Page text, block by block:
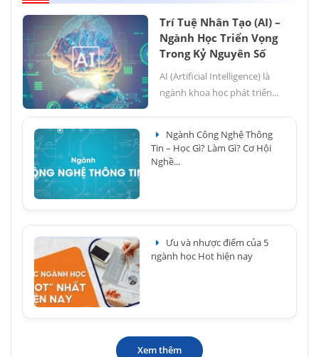
Trí Tuệ Nhân Tạo (AI) –
Ngành Học Triển Vọng
Trong Kỷ Nguyên Số
AI (Artificial Intelligence) là
ngành khoa học phát triển...
Ngành Công Nghệ Thông
Tin – Học Gì? Làm Gì? Cơ Hội
Nghề...
Ưu và nhược điểm của 5
ngành học Hot hiện nay
Xem thêm